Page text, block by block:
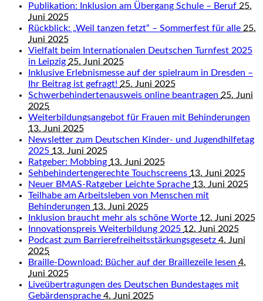
Publikation: Inklusion am Übergang Schule – Beruf 25.
Juni 2025
Rückblick: „Weil tanzen fetzt“ – Sommerfest für alle 25.
Juni 2025
Vielfalt beim Internationalen Deutschen Turnfest 2025
in Leipzig 25. Juni 2025
Inklusive Erlebnismesse auf der spielraum in Dresden –
Ihr Beitrag ist gefragt! 25. Juni 2025
Schwerbehindertenausweis online beantragen 25. Juni
2025
Weiterbildungsangebot für Frauen mit Behinderungen
13. Juni 2025
Newsletter zum Deutschen Kinder- und Jugendhilfetag
2025 13. Juni 2025
Ratgeber: Mobbing 13. Juni 2025
Sehbehindertengerechte Touchscreens 13. Juni 2025
Neuer BMAS-Ratgeber Leichte Sprache 13. Juni 2025
Teilhabe am Arbeitsleben von Menschen mit
Behinderungen 13. Juni 2025
Inklusion braucht mehr als schöne Worte 12. Juni 2025
Innovationspreis Weiterbildung 2025 12. Juni 2025
Podcast zum Barrierefreiheitsstärkungsgesetz 4. Juni
2025
Braille-Download: Bücher auf der Braillezeile lesen 4.
Juni 2025
Liveübertragungen des Deutschen Bundestages mit
Gebärdensprache 4. Juni 2025